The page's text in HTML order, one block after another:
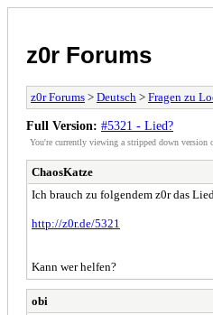
z0r Forums
z0r Forums > Deutsch > Fragen zu
Full Version: #5321 - Lied?
You're currently viewing a stripped down version
ChaosKatze
Ich brauch zu folgendem z0r das
http://z0r.de/5321
Kann wer helfen?
obi